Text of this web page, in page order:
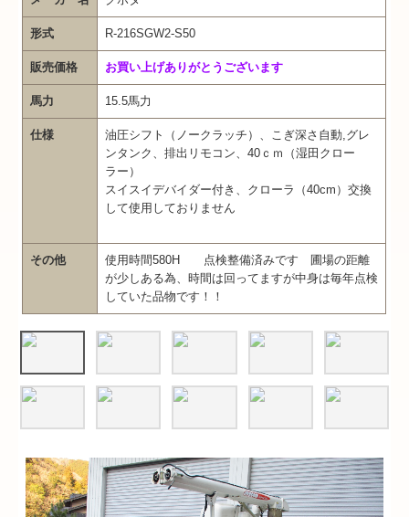
形式 R-216SGW2-S50
販売価格 お買い上げありがとうございます
馬力 15.5馬力
仕様
油圧シフト（ノークラッチ）、こぎ深さ自動,グレ
ンタンク、排出リモコン、40ｃｍ（湿田クロー
ラー）
スイスイデバイダー付き、クローラ（40cm）交換
して使用しておりません
その他
使用時間580H 点検整備済みです 圃場の距離
が少しある為、時間は回ってますが中身は毎年点検
していた品物です！！